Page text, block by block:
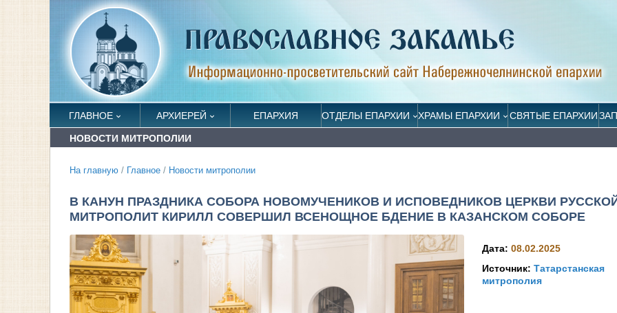
ГЛАВНОЕ АРХИЕРЕЙ ЕПАРХИЯ ОТДЕЛЫ ЕПАРХИИ ХРАМЫ ЕПАРХИИ СВЯТЫЕ ЕПАРХИИ
НОВОСТИ МИТРОПОЛИИ
На главную / Главное / Новости митрополии
В КАНУН ПРАЗДНИКА СОБОРА НОВОМУЧЕНИКОВ И ИСПОВЕДНИКОВ ЦЕРКВИ
МИТРОПОЛИТ КИРИЛЛ СОВЕРШИЛ ВСЕНОЩНОЕ БДЕНИЕ В КАЗАНСКОМ СОБОРЕ
Дата:08.02.2025
Источник:Татарстанская
митрополия